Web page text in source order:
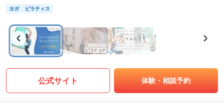
ヨガ ピラティス
公式サイト 体験・相談予約